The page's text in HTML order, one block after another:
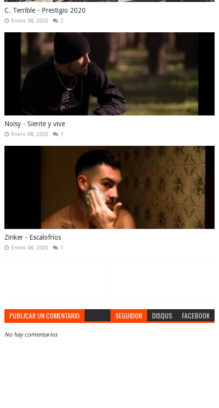
C. Terrible - Prestigio 2020
Enero 08, 2020 2
Noisy - Siente y vive
Enero 08, 2020 1
Zinker - Escalofríos
Enero 08, 2020 1
PUBLICAR UN COMENTARIO SEGUIDOR DISQUS FACEBOOK
No hay comentarios